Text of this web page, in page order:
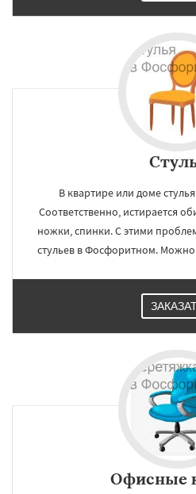
В квартире или доме
Соответственно, истирается
ножки, спинки. С этими
стульев в Фосфоритном.
Офисные